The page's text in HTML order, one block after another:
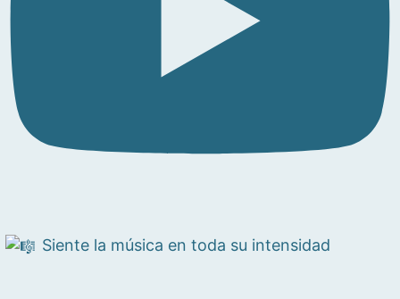
Siente la música en toda su intensidad